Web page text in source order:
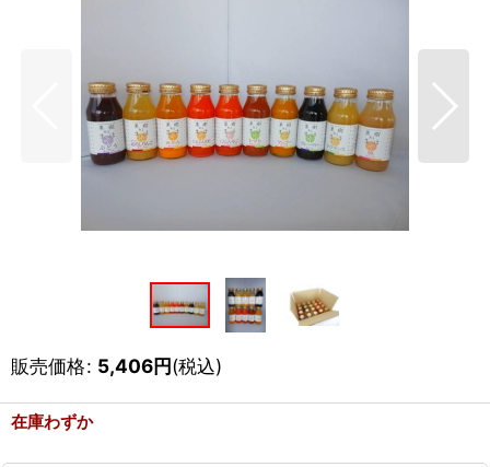
販売価格: 5,406円(税込)
在庫わずか